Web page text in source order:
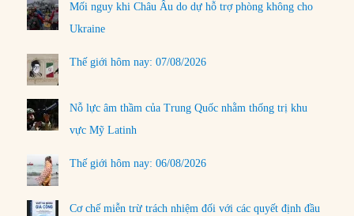
Mối nguy khi Châu Âu do dự hỗ trợ phòng không cho
Ukraine
Thế giới hôm nay: 07/08/2026
Nỗ lực âm thầm của Trung Quốc nhằm thống trị khu
vực Mỹ Latinh
Thế giới hôm nay: 06/08/2026
Cơ chế miễn trừ trách nhiệm đối với các quyết định đầu